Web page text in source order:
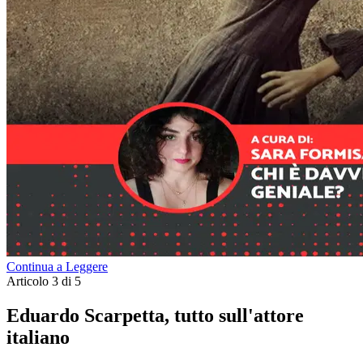
Continua a Leggere
Articolo 3 di 5
Eduardo Scarpetta, tutto sull'attore
italiano